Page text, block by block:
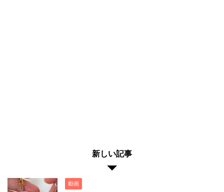
新しい記事
動画